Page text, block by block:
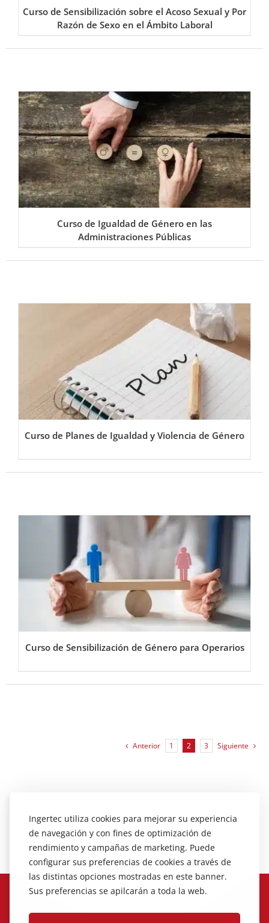
Curso de Sensibilización sobre el Acoso Sexual y Por
Razón de Sexo en el Ámbito Laboral
Curso de Igualdad de Género en las
Administraciones Públicas
Curso de Planes de Igualdad y Violencia de Género
Curso de Sensibilización de Género para Operarios
Anterior 1 2 3 Siguiente
Ingertec utiliza cookies para mejorar su experiencia
de navegación y con fines de optimización de
rendimiento y campañas de marketing. Puede
configurar sus preferencias de cookies a través de
las distintas opciones mostradas en este banner.
Sus preferencias se apilcarán a toda la web.